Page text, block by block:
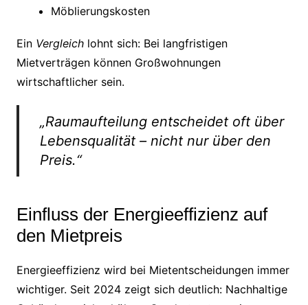
Möblierungskosten
Ein Vergleichlohnt sich: Bei langfristigen
Mietverträgen können Großwohnungen
wirtschaftlicher sein.
„Raumaufteilung entscheidet oft über
Lebensqualität – nicht nur über den
Preis.“
Einfluss der Energieeffizienz auf
den Mietpreis
Energieeffizienz wird bei Mietentscheidungen immer
wichtiger. Seit 2024 zeigt sich deutlich: Nachhaltige